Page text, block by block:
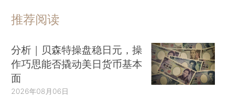
推荐阅读
分析｜贝森特操盘稳日元，操
作巧思能否撬动美日货币基本
面
2026年08月06日